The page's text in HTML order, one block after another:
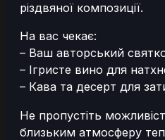
різдвяної композиції.
На вас чекає:
– Ваш авторський
– Ігристе вино для
– Кава та десерт для
Не пропустіть
близьким атмосферу